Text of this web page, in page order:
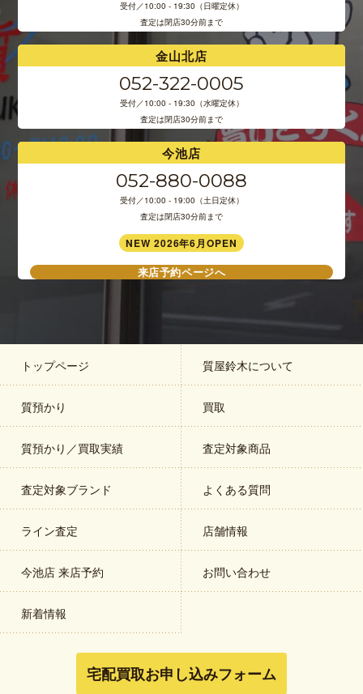
受付／10:00 - 19:30（日曜定休）
査定は閉店30分前まで
金山北店
052-322-0005
受付／10:00 - 19:30（水曜定休）
査定は閉店30分前まで
今池店
052-880-0088
受付／10:00 - 19:00（土日定休）
査定は閉店30分前まで
NEW 2026年6月OPEN
来店予約ページへ
トップページ 質屋鈴木について
質預かり 買取
質預かり／買取実績 査定対象商品
査定対象ブランド よくある質問
ライン査定 店舗情報
今池店 来店予約 お問い合わせ
新着情報
宅配買取お申し込みフォーム